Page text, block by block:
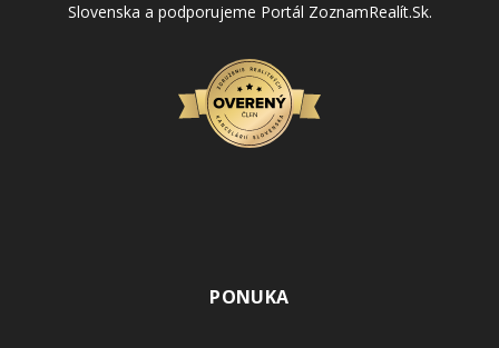
Slovenska a podporujeme Portál ZoznamRealít.Sk.
PONUKA